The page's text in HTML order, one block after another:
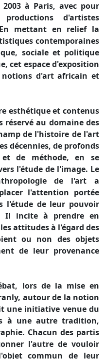
à Paris, avec pour
d'artistes
mettant en relief la
contemporaines
sociale et politique
cet espace d'exposition
notions d'art africain et
esthétique et contenus
au domaine des
de l'histoire de l'art
décennies, de profonds
et de méthode, en se
l'étude de l'image. Le
de l'art a
l'attention portée
l'étude de leur pouvoir
Il incite à prendre en
attitudes à l'égard des
ou non des objets
de leur provenance
lors de la mise en
autour de la notion
une initiative venue du
à une autre tradition,
Chacun des partis
l'autre de vouloir
commun de leur